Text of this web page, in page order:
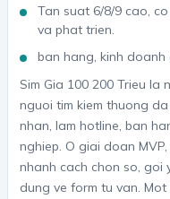
Tan suat 6/8/9 cao,
va phat trien.
ban hang, kinh doanh
Sim Gia 100 200 Trieu la
nguoi tim kiem thuong
nhan, lam hotline, ban
nghiep. O giai doan
nhanh cach chon so,
dung ve form tu van.